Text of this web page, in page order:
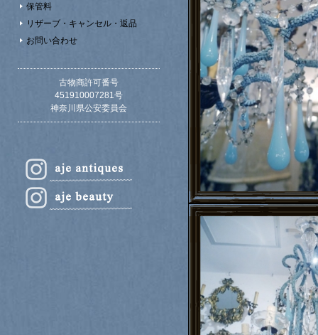
保管料
リザーブ・キャンセル・返品
お問い合わせ
古物商許可番号
451910007281号
神奈川県公安委員会